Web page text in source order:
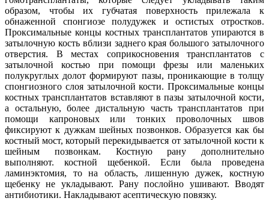
образом, чтобы их губчатая поверхность прилежала к
обнаженной спонгиозе полудужек и остистых отростков.
Проксимальные концы костных трансплантатов упираются в
затылочную кость вблизи заднего края большого затылочного
отверстия. В местах соприкосновения трансплантатов с
затылочной костью при помощи фрезы или маленьких
полукруглых долот формируют пазы, проникающие в толщу
спонгиозного слоя затылочной кости. Проксимальные концы
костных трансплантатов вставляют в пазы затылочной кости,
а остальную, более дистальную часть трансплантатов при
помощи капроновых или тонких проволочных швов
фиксируют к дужкам шейных позвонков. Образуется как бы
костный мост, который перекидывается от затылочной кости к
шейным позвонкам. Костную рану дополнительно
выполняют. костной щебенкой. Если была проведена
ламинэктомия, то на область, лишенную дужек, костную
щебенку не укладывают. Рану послойно ушивают. Вводят
антибиотики. Накладывают асептическую повязку.